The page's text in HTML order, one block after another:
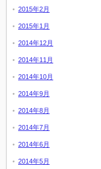
2015年2月
2015年1月
2014年12月
2014年11月
2014年10月
2014年9月
2014年8月
2014年7月
2014年6月
2014年5月